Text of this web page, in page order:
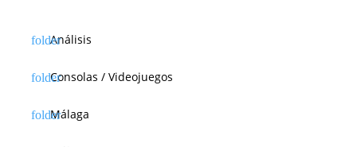
Análisis
Consolas / Videojuegos
Málaga